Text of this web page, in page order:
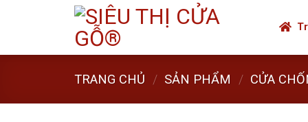
TRANG CHỦ / SẢN PHẨM / CỬA